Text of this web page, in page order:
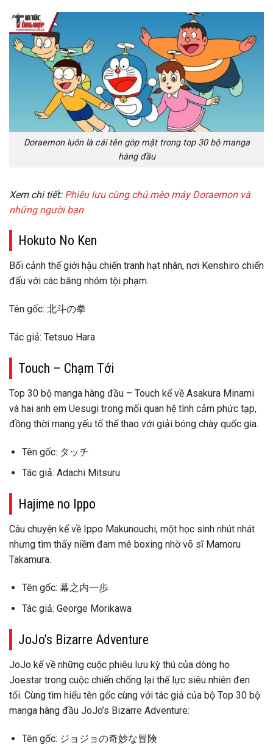
Doraemon luôn là cái tên góp mặt trong top 30 bộ manga
hàng đầu
Xem chi tiết: Phiêu lưu cùng chú mèo máy Doraemon và
những người bạn
Hokuto No Ken
Bối cảnh thế giới hậu chiến tranh hạt nhân, nơi Kenshiro chiến
đấu với các băng nhóm tội phạm.
Tên gốc: 北斗の拳
Tác giả: Tetsuo Hara
Touch – Chạm Tới
Top 30 bộ manga hàng đầu – Touch kể về Asakura Minami
và hai anh em Uesugi trong mối quan hệ tình cảm phức tạp,
đồng thời mang yếu tố thể thao với giải bóng chày quốc gia.
Tên gốc: タッチ
Tác giả: Adachi Mitsuru
Hajime no Ippo
Câu chuyện kể về Ippo Makunouchi, một học sinh nhút nhát
nhưng tìm thấy niềm đam mê boxing nhờ võ sĩ Mamoru
Takamura.
Tên gốc: 幕之内一歩
Tác giả: George Morikawa
JoJo’s Bizarre Adventure
JoJo kể về những cuộc phiêu lưu kỳ thú của dòng họ
Joestar trong cuộc chiến chống lại thế lực siêu nhiên đen
tối. Cùng tìm hiểu tên gốc cùng với tác giả của bộ Top 30 bộ
manga hàng đầu JoJo’s Bizarre Adventure:
Tên gốc: ジョジョの奇妙な冒険